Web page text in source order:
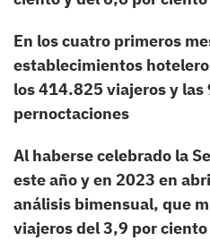
En los cuatro primeros
establecimientos
los 414.825 viajeros y las
pernoctaciones
Al haberse celebrado la
este año y en 2023 en
análisis bimensual, que
viajeros del 3,9 por